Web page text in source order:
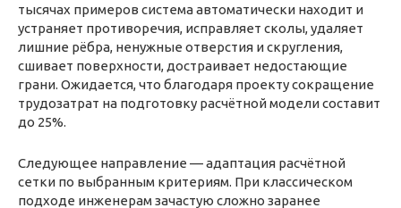
тысячах примеров система автоматически находит и
устраняет противоречия, исправляет сколы, удаляет
лишние рёбра, ненужные отверстия и скругления,
сшивает поверхности, достраивает недостающие
грани. Ожидается, что благодаря проекту сокращение
трудозатрат на подготовку расчётной модели составит
до 25%.
Следующее направление — адаптация расчётной
сетки по выбранным критериям. При классическом
подходе инженерам зачастую сложно заранее